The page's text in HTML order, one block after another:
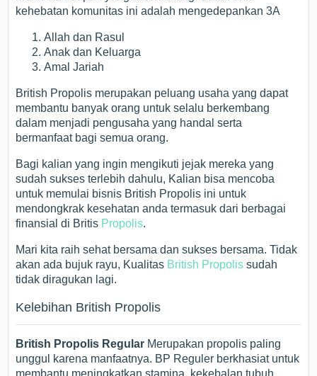
kehebatan komunitas ini adalah mengedepankan 3A
Allah dan Rasul
Anak dan Keluarga
Amal Jariah
British Propolis merupakan peluang usaha yang dapat
membantu banyak orang untuk selalu berkembang
dalam menjadi pengusaha yang handal serta
bermanfaat bagi semua orang.
Bagi kalian yang ingin mengikuti jejak mereka yang
sudah sukses terlebih dahulu, Kalian bisa mencoba
untuk memulai bisnis British Propolis ini untuk
mendongkrak kesehatan anda termasuk dari berbagai
finansial di Britis Propolis.
Mari kita raih sehat bersama dan sukses bersama. Tidak
akan ada bujuk rayu, Kualitas British Propolis sudah
tidak diragukan lagi.
Kelebihan British Propolis
British Propolis Regular Merupakan propolis paling
unggul karena manfaatnya. BP Reguler berkhasiat untuk
membantu meningkatkan stamina, kekebalan tubuh